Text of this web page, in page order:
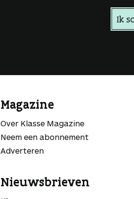
Ik
Magazine
Over Klasse Magazine
Neem een abonnement
Adverteren
Nieuwsbrieven